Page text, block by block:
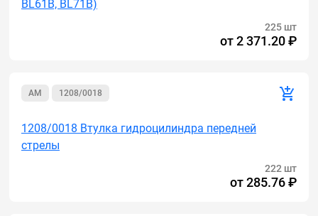
BL61B, BL71B)
225 шт
от2 371.20 ₽
AM 1208/0018
1208/0018 Втулка гидроцилиндра передней
стрелы
222 шт
от285.76 ₽